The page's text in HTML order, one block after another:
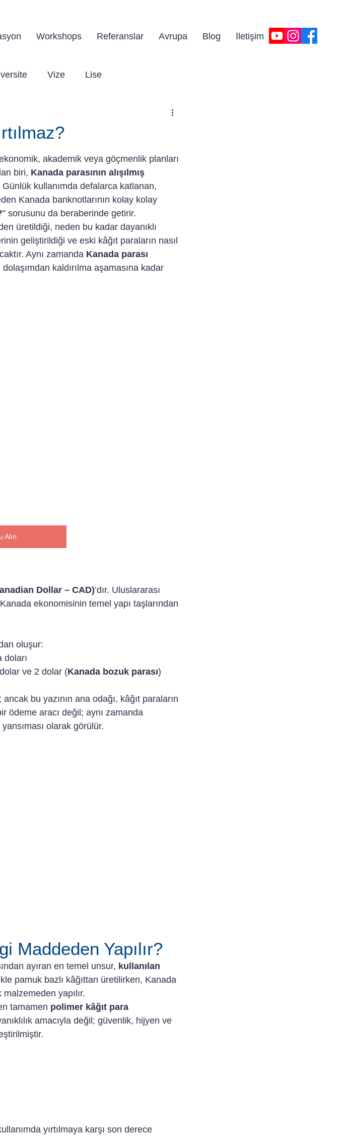
Workshops Referanslar Avrupa Blog İletişim
Vize Lise
akademik veya göçmenlik planları
biri, Kanada parasının alışılmış
Günlük kullanımda defalarca katlanan,
Kanada banknotlarının kolay kolay
” sorusunu da beraberinde getirir.
üretildiği, neden bu kadar dayanıklı
geliştirildiği ve eski kâğıt paraların nasıl
Aynı zamanda Kanada parası
kaldırılma aşamasına kadar
Alın
Dollar – CAD)’dır. Uluslararası
ekonomisinin temel yapı taşlarından
oluşur:
doları
ve 2 dolar (Kanada bozuk parası)
bu yazının ana odağı, kâğıt paraların
ödeme aracı değil; aynı zamanda
olarak görülür.
Maddeden Yapılır?
ayıran en temel unsur, kullanılan
pamuk bazlı kâğıttan üretilirken, Kanada
yapılır.
tamamen polimer kâğıt para
amacıyla değil; güvenlik, hijyen ve
yırtılmaya karşı son derece